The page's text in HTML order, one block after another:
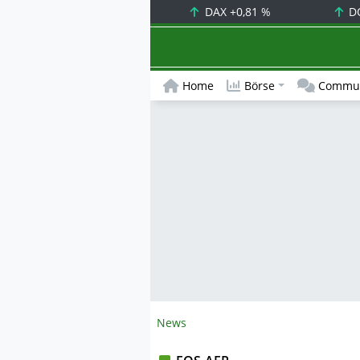
DAX +0,81 %
Home Börse
News